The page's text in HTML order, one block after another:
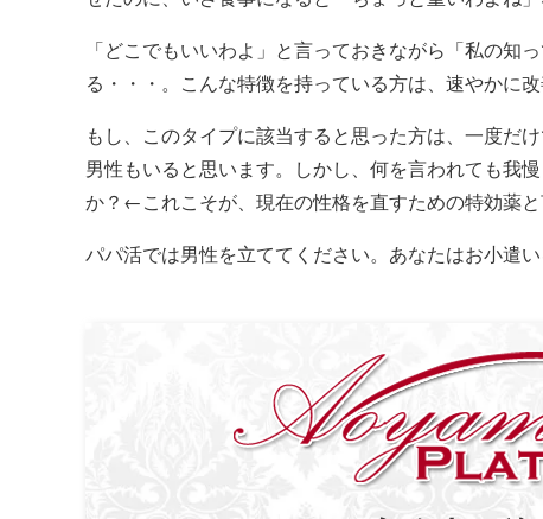
「どこでもいいわよ」と言っておきながら「私の知
る・・・。こんな特徴を持っている方は、速やかに
もし、このタイプに該当すると思った方は、一度だ
男性もいると思います。しかし、何を言われても我
か？←これこそが、現在の性格を直すための特効薬と
パパ活では男性を立ててください。あなたはお小遣